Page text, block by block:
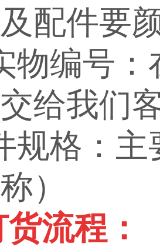
配件要
物编号
给我们
规格：
）
流程：